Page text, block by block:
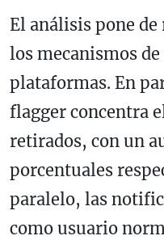
El análisis pone de
los mecanismos
plataformas. En
flagger concentra
retirados, con un
porcentuales
paralelo, las
como usuario